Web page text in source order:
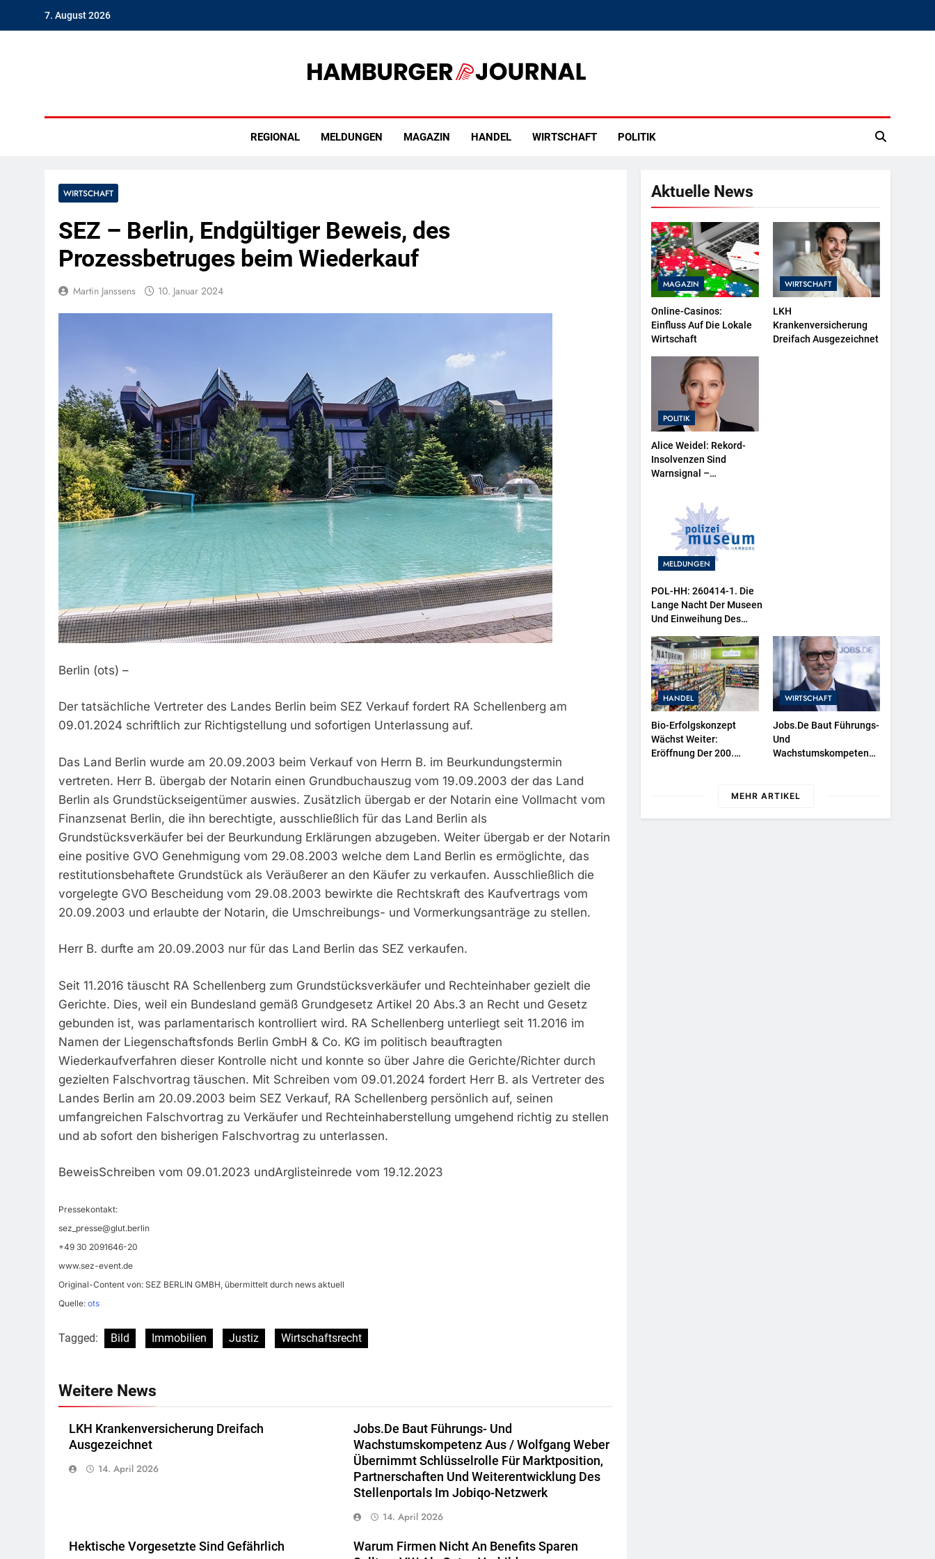
7. August 2026
REGIONAL MELDUNGEN MAGAZIN HANDEL WIRTSCHAFT POLITIK
WIRTSCHAFT
SEZ – Berlin, Endgültiger Beweis, des
Prozessbetruges beim Wiederkauf
Martin Janssens 10. Januar 2024
Berlin (ots) –
Der tatsächliche Vertreter des Landes Berlin beim SEZ Verkauf fordert RA Schellenberg am
09.01.2024 schriftlich zur Richtigstellung und sofortigen Unterlassung auf.
Das Land Berlin wurde am 20.09.2003 beim Verkauf von Herrn B. im Beurkundungstermin
vertreten. Herr B. übergab der Notarin einen Grundbuchauszug vom 19.09.2003 der das Land
Berlin als Grundstückseigentümer auswies. Zusätzlich übergab er der Notarin eine Vollmacht vom
Finanzsenat Berlin, die ihn berechtigte, ausschließlich für das Land Berlin als
Grundstücksverkäufer bei der Beurkundung Erklärungen abzugeben. Weiter übergab er der Notarin
eine positive GVO Genehmigung vom 29.08.2003 welche dem Land Berlin es ermöglichte, das
restitutionsbehaftete Grundstück als Veräußerer an den Käufer zu verkaufen. Ausschließlich die
vorgelegte GVO Bescheidung vom 29.08.2003 bewirkte die Rechtskraft des Kaufvertrags vom
20.09.2003 und erlaubte der Notarin, die Umschreibungs- und Vormerkungsanträge zu stellen.
Herr B. durfte am 20.09.2003 nur für das Land Berlin das SEZ verkaufen.
Seit 11.2016 täuscht RA Schellenberg zum Grundstücksverkäufer und Rechteinhaber gezielt die
Gerichte. Dies, weil ein Bundesland gemäß Grundgesetz Artikel 20 Abs.3 an Recht und Gesetz
gebunden ist, was parlamentarisch kontrolliert wird. RA Schellenberg unterliegt seit 11.2016 im
Namen der Liegenschaftsfonds Berlin GmbH & Co. KG im politisch beauftragten
Wiederkaufverfahren dieser Kontrolle nicht und konnte so über Jahre die Gerichte/Richter durch
gezielten Falschvortrag täuschen. Mit Schreiben vom 09.01.2024 fordert Herr B. als Vertreter des
Landes Berlin am 20.09.2003 beim SEZ Verkauf, RA Schellenberg persönlich auf, seinen
umfangreichen Falschvortrag zu Verkäufer und Rechteinhaberstellung umgehend richtig zu stellen
und ab sofort den bisherigen Falschvortrag zu unterlassen.
BeweisSchreiben vom 09.01.2023 undArglisteinrede vom 19.12.2023
Pressekontakt:
sez_presse@glut.berlin
+49 30 2091646-20
www.sez-event.de
Original-Content von: SEZ BERLIN GMBH, übermittelt durch news aktuell
Quelle: ots
Tagged: Bild Immobilien Justiz Wirtschaftsrecht
Weitere News
LKH Krankenversicherung Dreifach
Ausgezeichnet
14. April 2026
Jobs.de Baut Führungs- Und
Wachstumskompetenz Aus / Wolfgang Weber
Übernimmt Schlüsselrolle Für Marktposition,
Partnerschaften Und Weiterentwicklung Des
Stellenportals Im Jobiqo-Netzwerk
14. April 2026
Hektische Vorgesetzte Sind Gefährlich
Warum Firmen Nicht An Benefits Sparen
Aktuelle News
MAGAZIN
Online-Casinos:
Einfluss Auf Die Lokale
Wirtschaft
WIRTSCHAFT
LKH
Krankenversicherung
Dreifach Ausgezeichnet
POLITIK
Alice Weidel: Rekord-
Insolvenzen Sind
Warnsignal –
Verschärft Die
Wirtschaftskrise
MELDUNGEN
POL-HH: 260414-1. Die
Lange Nacht Der Museen
Und Einweihung Des
Sowie Neuer
Ausstellungsbereiche Im
Polizeimuseum Hamburg
HANDEL
Bio-Erfolgskonzept
Wächst Weiter:
Eröffnung Der 200.
WIRTSCHAFT
Jobs.de Baut Führungs-
Und
Wachstumskompetenz
Schlüsselrolle Für
MEHR ARTIKEL